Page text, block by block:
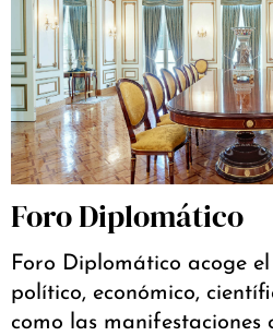
Foro Diplomático
Foro Diplomático acoge
político, económico,
como las manifestaciones